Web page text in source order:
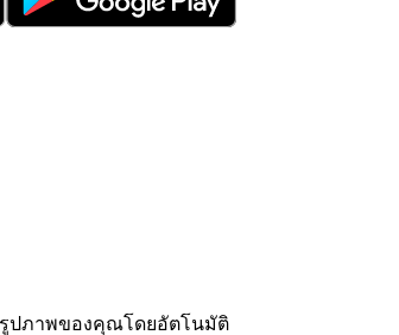
ปภาพของคุณโดยอัตโนมัติ